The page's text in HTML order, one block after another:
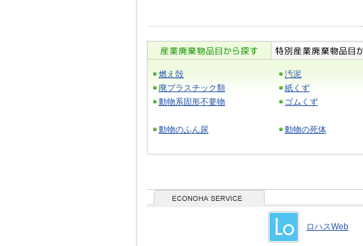
燃え殻 汚泥
廃プラスチック類
紙くず
動物系固形不要物
ゴムくず
動物のふん尿
動物の死体
ロハスWeb